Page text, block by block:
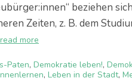
beziehen
Zeiten, z. B. dem
read more
Paten, Demokratie leben!,
, Leben in der Stadt,